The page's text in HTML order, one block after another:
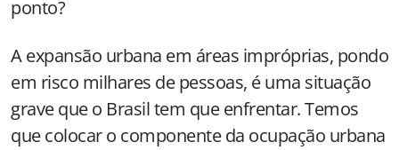
ponto?
A expansão urbana em áreas impróprias, pondo
em risco milhares de pessoas, é uma situação
grave que o Brasil tem que enfrentar. Temos
que colocar o componente da ocupação urbana